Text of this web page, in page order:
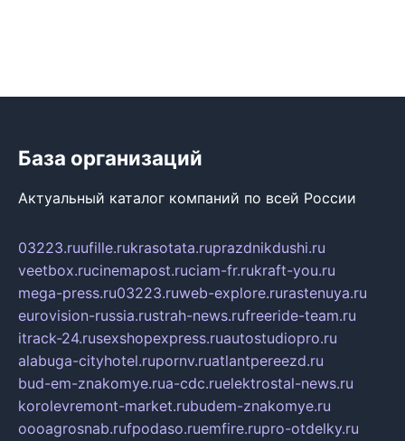
База организаций
Актуальный каталог компаний по всей России
03223.ruufille.rukrasotata.ruprazdnikdushi.ru
veetbox.rucinemapost.ruciam-fr.rukraft-you.ru
mega-press.ru03223.ruweb-explore.rurastenuya.ru
eurovision-russia.rustrah-news.rufreeride-team.ru
itrack-24.rusexshopexpress.ruautostudiopro.ru
alabuga-cityhotel.rupornv.ruatlantpereezd.ru
bud-em-znakomye.rua-cdc.ruelektrostal-news.ru
korolevremont-market.rubudem-znakomye.ru
oooagrosnab.rufpodaso.ruemfire.rupro-otdelky.ru